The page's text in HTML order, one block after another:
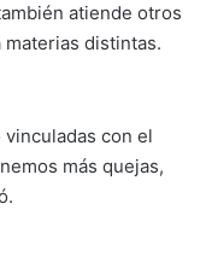
atiende otros
distintas.
con el
más quejas,